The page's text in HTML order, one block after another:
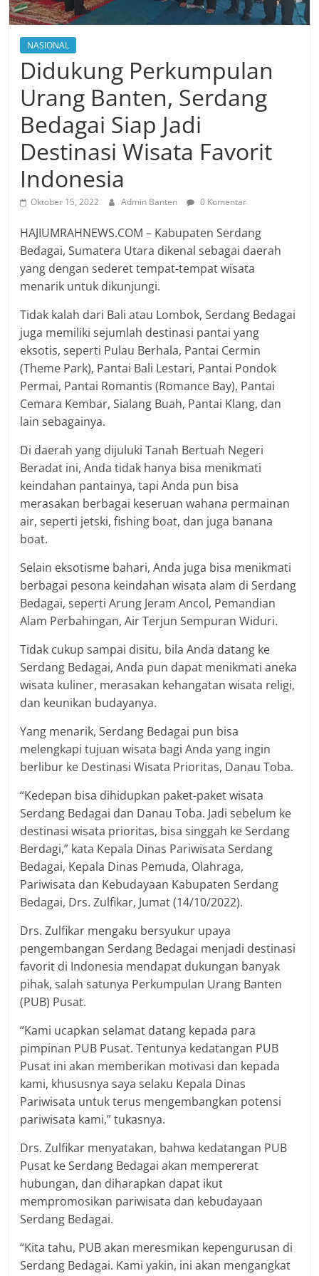
NASIONAL
Didukung Perkumpulan
Urang Banten, Serdang
Bedagai Siap Jadi
Destinasi Wisata Favorit
Indonesia
Oktober 15, 2022 Admin Banten 0 Komentar
HAJIUMRAHNEWS.COM – Kabupaten Serdang
Bedagai, Sumatera Utara dikenal sebagai daerah
yang dengan sederet tempat-tempat wisata
menarik untuk dikunjungi.
Tidak kalah dari Bali atau Lombok, Serdang Bedagai
juga memiliki sejumlah destinasi pantai yang
eksotis, seperti Pulau Berhala, Pantai Cermin
(Theme Park), Pantai Bali Lestari, Pantai Pondok
Permai, Pantai Romantis (Romance Bay), Pantai
Cemara Kembar, Sialang Buah, Pantai Klang, dan
lain sebagainya.
Di daerah yang dijuluki Tanah Bertuah Negeri
Beradat ini, Anda tidak hanya bisa menikmati
keindahan pantainya, tapi Anda pun bisa
merasakan berbagai keseruan wahana permainan
air, seperti jetski, fishing boat, dan juga banana
boat.
Selain eksotisme bahari, Anda juga bisa menikmati
berbagai pesona keindahan wisata alam di Serdang
Bedagai, seperti Arung Jeram Ancol, Pemandian
Alam Perbahingan, Air Terjun Sempuran Widuri.
Tidak cukup sampai disitu, bila Anda datang ke
Serdang Bedagai, Anda pun dapat menikmati aneka
wisata kuliner, merasakan kehangatan wisata religi,
dan keunikan budayanya.
Yang menarik, Serdang Bedagai pun bisa
melengkapi tujuan wisata bagi Anda yang ingin
berlibur ke Destinasi Wisata Prioritas, Danau Toba.
“Kedepan bisa dihidupkan paket-paket wisata
Serdang Bedagai dan Danau Toba. Jadi sebelum ke
destinasi wisata prioritas, bisa singgah ke Serdang
Berdagi,” kata Kepala Dinas Pariwisata Serdang
Bedagai, Kepala Dinas Pemuda, Olahraga,
Pariwisata dan Kebudayaan Kabupaten Serdang
Bedagai, Drs. Zulfikar, Jumat (14/10/2022).
Drs. Zulfikar mengaku bersyukur upaya
pengembangan Serdang Bedagai menjadi destinasi
favorit di Indonesia mendapat dukungan banyak
pihak, salah satunya Perkumpulan Urang Banten
(PUB) Pusat.
“Kami ucapkan selamat datang kepada para
pimpinan PUB Pusat. Tentunya kedatangan PUB
Pusat ini akan memberikan motivasi dan kepada
kami, khususnya saya selaku Kepala Dinas
Pariwisata untuk terus mengembangkan potensi
pariwisata kami,” tukasnya.
Drs. Zulfikar menyatakan, bahwa kedatangan PUB
Pusat ke Serdang Bedagai akan mempererat
hubungan, dan diharapkan dapat ikut
mempromosikan pariwisata dan kebudayaan
Serdang Bedagai.
“Kita tahu, PUB akan meresmikan kepengurusan di
Serdang Bedagai. Kami yakin, ini akan mengangkat